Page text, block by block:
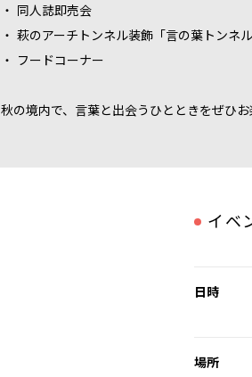
・ 同人誌即売会
・ 萩のアーチトンネル装飾「言の葉トンネル
・ フードコーナー
秋の境内で、言葉と出会うひとときをぜひお
イベ
日時
場所